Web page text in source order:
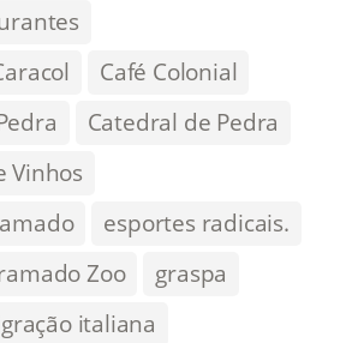
Café Colonial
Catedral de Pedra
Vinhos
esportes radicais.
Zoo
graspa
italiana